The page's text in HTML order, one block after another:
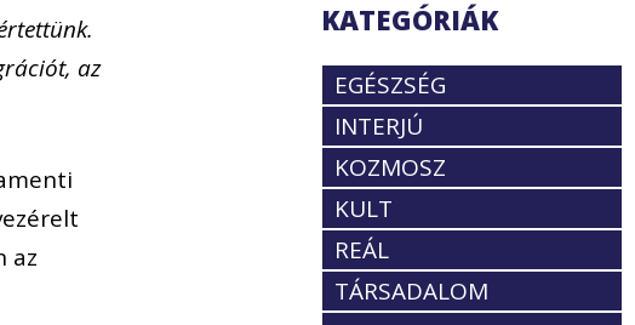
az
az
KATEGÓRIÁK
EGÉSZSÉG
INTERJÚ
KOZMOSZ
KULT
REÁL
TÁRSADALOM